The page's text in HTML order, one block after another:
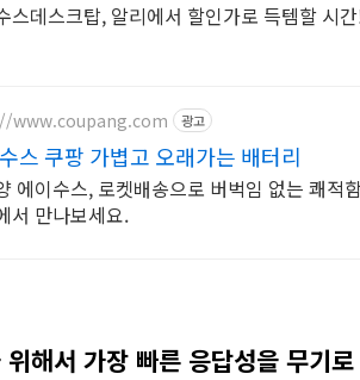
스데스크탑, 알리에서 할인가로 득템할 시
www.coupang.com 광고
스 쿠팡 가볍고 오래가는 배터리
에이수스, 로켓배송으로 버벅임 없는 쾌적
서 만나보세요.
위해서 가장 빠른 응답성을 무기